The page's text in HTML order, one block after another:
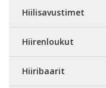
Hiilisavustimet
Hiirenloukut
Hiiribaarit